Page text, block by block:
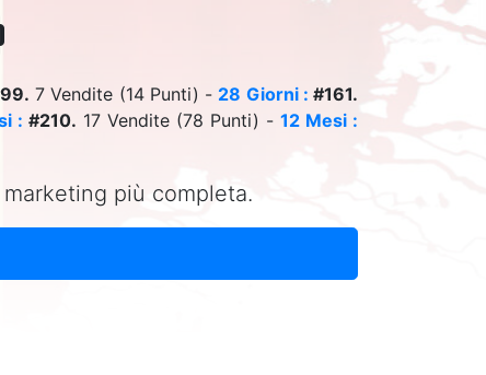
7 Vendite (14 Punti) - 28 Giorni : #161.
: #210. 17 Vendite (78 Punti) - 12 Mesi :
più completa.